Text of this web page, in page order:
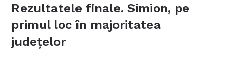
Rezultatele finale. Simion, pe
primul loc în majoritatea
județelor